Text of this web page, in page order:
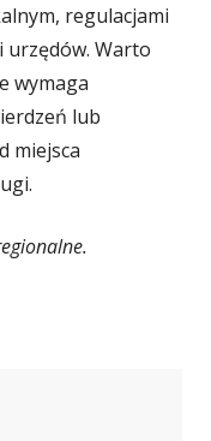
regulacjami
urzędów. Warto
wymaga
lub
miejsca